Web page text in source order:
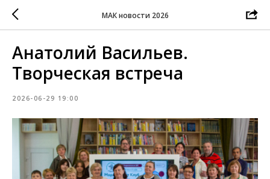
МАК новости 2026
Анатолий Васильев.
Творческая встреча
2026-06-29 19:00